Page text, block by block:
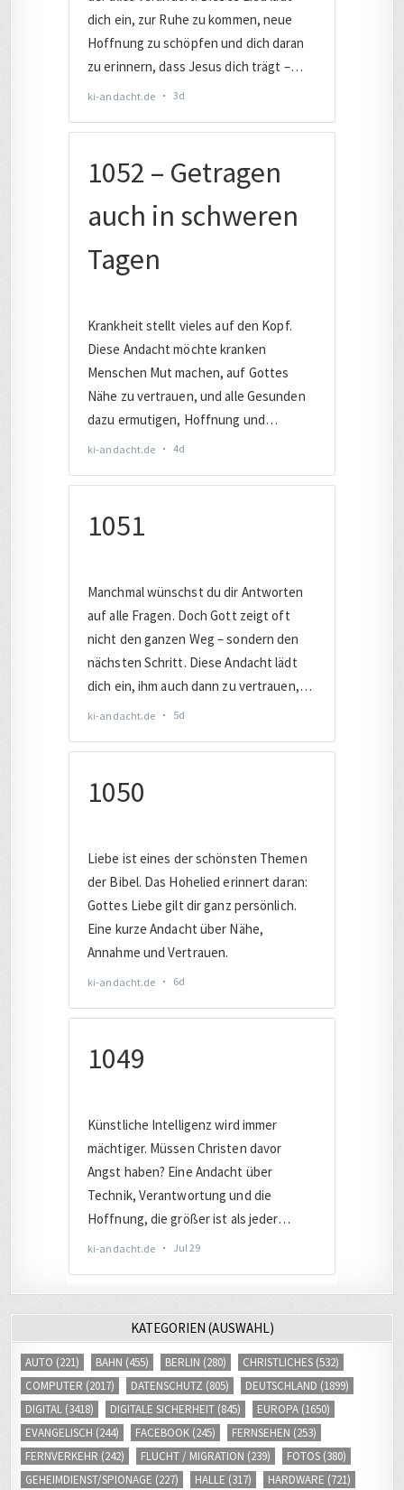
AUTO(221) BAHN(455) BERLIN(280) CHRISTLICHES(532)
COMPUTER
(2017) DATENSCHUTZ (805) DEUTSCHLAND(1899)
DIGITAL (3418) DIGITALE SICHERHEIT(845) EUROPA(1650)
EVANGELISCH (244) FACEBOOK(245) FERNSEHEN(253)
FERNVERKEHR(242) FLUCHT / MIGRATION(239) FOTOS
GEHEIMDIENST/SPIONAGE(227) HALLE (317) HARDWARE(721)
INTERNET(2671) INTERNETHANDEL(413) INTERNETRECHT(483)